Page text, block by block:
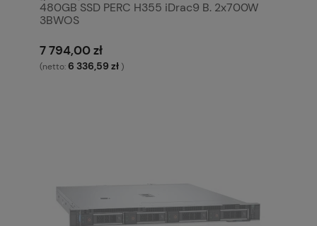
480GB SSD PERC H355 iDrac9 B. 2x700W
3BWOS
7 794,00 zł
(netto:6 336,59 zł )